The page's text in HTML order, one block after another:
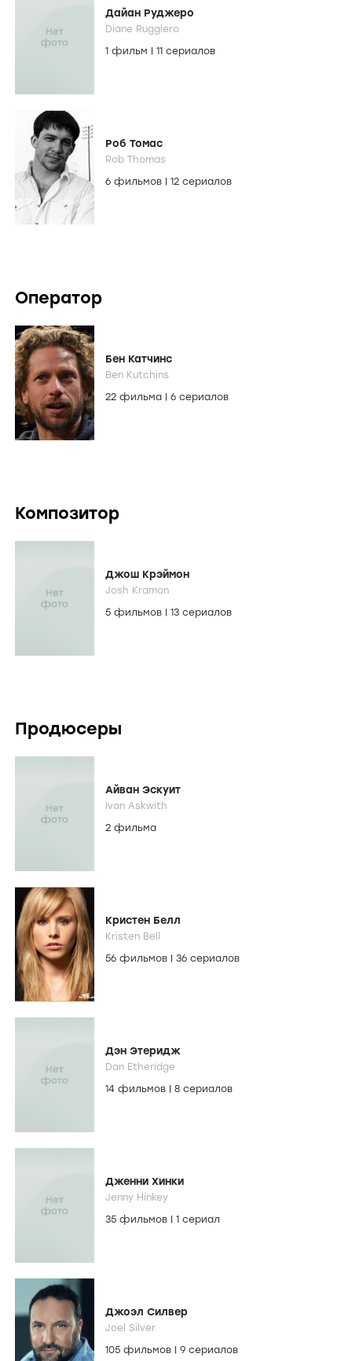
Дайан Руджеро
Diane Ruggiero
1 фильм
11 сериалов
Роб Томас
Rob Thomas
6 фильмов
12 сериалов
Оператор
Бен Катчинс
Ben Kutchins
22 фильма
6 сериалов
Композитор
Джош Крэймон
Josh Kramon
5 фильмов
13 сериалов
Продюсеры
Айван Эскуит
Ivan Askwith
2 фильма
Кристен Белл
Kristen Bell
56 фильмов
36 сериалов
Дэн Этеридж
Dan Etheridge
14 фильмов
8 сериалов
Дженни Хинки
Jenny Hinkey
35 фильмов
1 сериал
Джоэл Силвер
Joel Silver
105 фильмов
9 сериалов